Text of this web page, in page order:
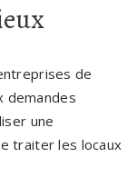
de
demandes
une
traiter les locaux